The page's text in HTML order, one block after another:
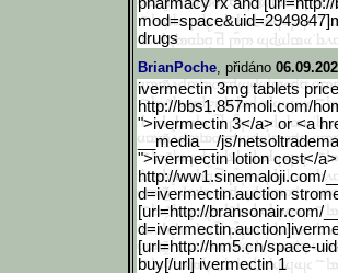
drugs
BrianPoche, přidáno
ivermectin 3mg tablets
http://bbs1.857moli.com/
">ivermectin 3</a> or <a
__media__/js/
">ivermectin lotion cost</a>
http://ww1.sinemaloji.com/
d=ivermectin.auction
[url=http://bransonair.com/
d=ivermectin.auction]iver
[url=http://hm5.cn/space-
buy[/url] ivermectin 1